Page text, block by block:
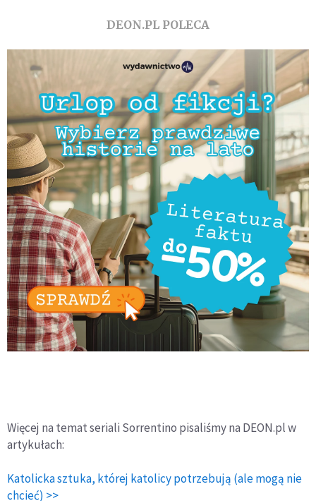
DEON.PL POLECA
Więcej na temat seriali Sorrentino pisaliśmy na DEON.pl w
artykułach:
Katolicka sztuka, której katolicy potrzebują (ale mogą nie
chcieć) >>